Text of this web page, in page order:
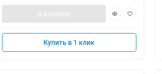
В корзину
Купить в 1 клик